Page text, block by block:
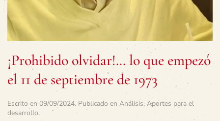
¡Prohibido olvidar!… lo que empezó
el 11 de septiembre de 1973
Escrito en 09/09/2024. Publicado en Análisis, Aportes para el
desarrollo.